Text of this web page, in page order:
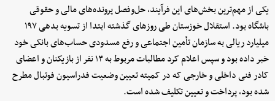
یکی از مهم‌ترین بخش‌های این فرآیند، حل‌وفصل پرونده‌های مالی و حقوقی
باشگاه بود. استقلال خوزستان طی روزهای گذشته ابتدا از تسویه بدهی ۱۹۷
میلیارد ریالی به سازمان تأمین اجتماعی و رفع مسدودی حساب‌های بانکی خود
خبر داده بود و سپس اعلام کرد مطالبات مربوط به ۱۳ نفر از بازیکنان و اعضای
کادر فنی داخلی و خارجی که در کمیته تعیین وضعیت فدراسیون فوتبال مطرح
شده بود، پرداخت و تعیین تکلیف شده است.